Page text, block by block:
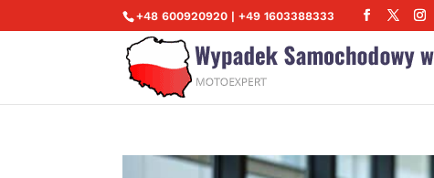
+48 600920920 | +49 1603388333